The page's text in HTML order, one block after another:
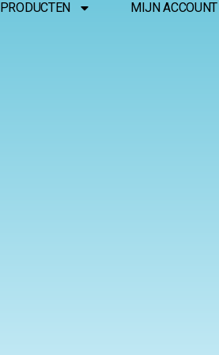
PRODUCTEN MIJN ACCOUNT